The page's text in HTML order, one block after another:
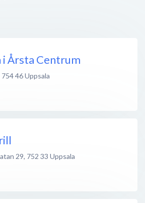
i Årsta Centrum
754 46Uppsala
29, 752 33 Uppsala